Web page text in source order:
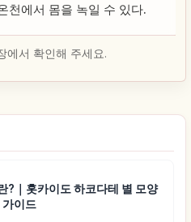
천에서 몸을 녹일 수 있다.
에서 확인해 주세요.
?｜홋카이도 하코다테 별 모양
가이드